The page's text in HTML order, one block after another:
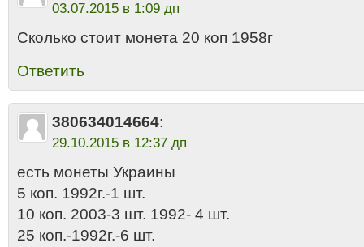
03.07.2015 в 1:09 дп
Сколько стоит монета 20 коп 1958г
Ответить
380634014664:
29.10.2015 в 12:37 дп
есть монеты Украины
5 коп. 1992г.-1 шт.
10 коп. 2003-3 шт. 1992- 4 шт.
25 коп.-1992г.-6 шт.